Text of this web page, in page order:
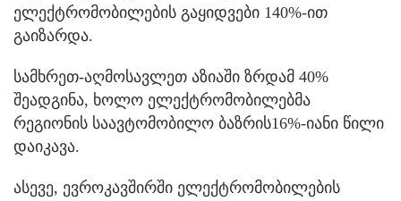
ელექტრომობილების გაყიდვები 140%-ით
გაიზარდა.
სამხრეთ-აღმოსავლეთ აზიაში ზრდამ 40%
შეადგინა, ხოლო ელექტრომობილებმა
რეგიონის საავტომობილო ბაზრის16%-იანი წილი
დაიკავა.
ასევე, ევროკავშირში ელექტრომობილების